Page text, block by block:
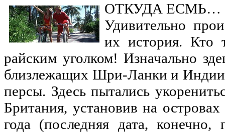
ОТКУДА ЕСМЬ…
Удивительно
их история. Кто
райским уголком! Изначально
близлежащих Шри-Ланки и
персы. Здесь пытались
Британия, установив на
года (последняя дата, конечно,